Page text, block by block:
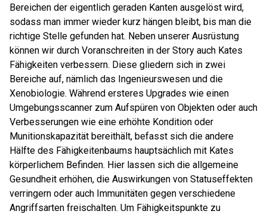
Bereichen der eigentlich geraden Kanten ausgelöst wird,
sodass man immer wieder kurz hängen bleibt, bis man die
richtige Stelle gefunden hat. Neben unserer Ausrüstung
können wir durch Voranschreiten in der Story auch Kates
Fähigkeiten verbessern. Diese gliedern sich in zwei
Bereiche auf, nämlich das Ingenieurswesen und die
Xenobiologie. Während ersteres Upgrades wie einen
Umgebungsscanner zum Aufspüren von Objekten oder auch
Verbesserungen wie eine erhöhte Kondition oder
Munitionskapazität bereithält, befasst sich die andere
Hälfte des Fähigkeitenbaums hauptsächlich mit Kates
körperlichem Befinden. Hier lassen sich die allgemeine
Gesundheit erhöhen, die Auswirkungen von Statuseffekten
verringern oder auch Immunitäten gegen verschiedene
Angriffsarten freischalten. Um Fähigkeitspunkte zu